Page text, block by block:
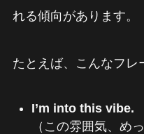
れる傾向があります。
たとえば、こんなフレ
I’m into this vibe.
（この雰囲気、め